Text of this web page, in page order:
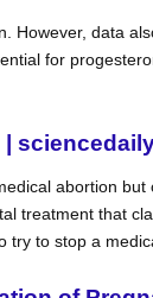
data
for
abortion
treatment that
try to stop a